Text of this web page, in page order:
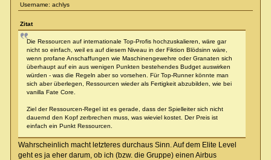
Username: achlys
Zitat
Die Ressourcen auf internationale Top-Profis hochzuskalieren, wäre gar
nicht so einfach, weil es auf diesem Niveau in der Fiktion Blödsinn wäre,
wenn profane Anschaffungen wie Maschinengewehre oder Granaten sich
überhaupt auf ein aus wenigen Punkten bestehendes Budget auswirken
würden - was die Regeln aber so vorsehen. Für Top-Runner könnte man
sich aber überlegen, Ressourcen wieder als Fertigkeit abzubilden, wie bei
vanilla Fate Core.
Ziel der Ressourcen-Regel ist es gerade, dass der Spielleiter sich nicht
dauernd den Kopf zerbrechen muss, was wieviel kostet. Der Preis ist
einfach ein Punkt Ressourcen.
Wahrscheinlich macht letzteres durchaus Sinn. Auf dem Elite Level
geht es ja eher darum, ob ich (bzw. die Gruppe) einen Airbus